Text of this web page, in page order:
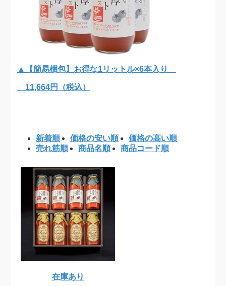
▲【簡易梱包】お得な1リットル×6本入り
11,664円（税込）
新着順 価格の安い順
価格の高い順
売れ筋順
商品名順 商品コード順
在庫あり